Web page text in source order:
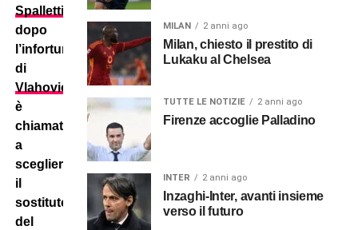
Spalletti
dopo
l’infortunio
di
Vlahovic
è
chiamato
a
scegliere
il
sostituto
del
MILAN 2 anni ago
Milan, chiesto il prestito di
Lukaku al Chelsea
TUTTE LE NOTIZIE 2 anni ago
Firenze accoglie Palladino
INTER 2 anni ago
Inzaghi-Inter, avanti insieme
verso il futuro